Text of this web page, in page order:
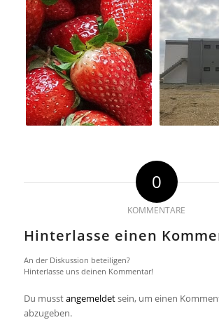
0
KOMMENTARE
Hinterlasse einen
An der Diskussion beteiligen?
Hinterlasse uns deinen Kommentar!
Du musstangemeldetsein, um einen
abzugeben.